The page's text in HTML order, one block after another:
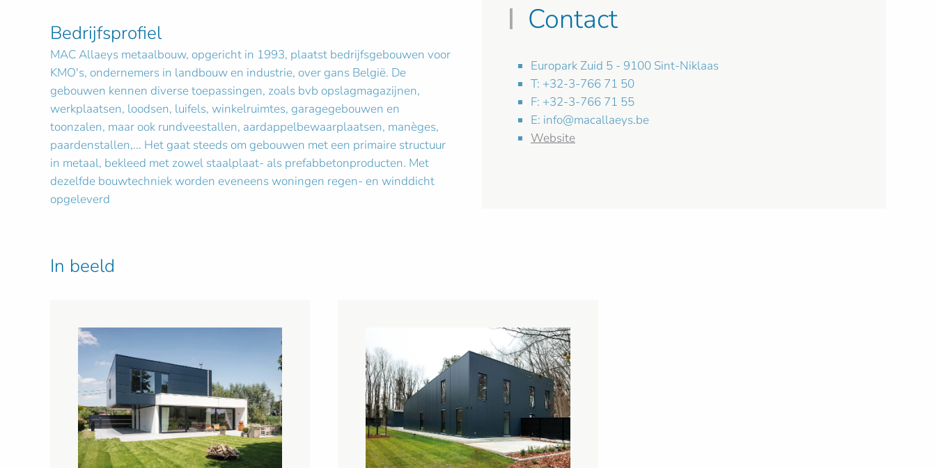
Bedrijfsprofiel
MAC Allaeys metaalbouw, opgericht in 1993, plaatst bedrijfsgebouwen voor
KMO's, ondernemers in landbouw en industrie, over gans België. De
gebouwen kennen diverse toepassingen, zoals bvb opslagmagazijnen,
werkplaatsen, loodsen, luifels, winkelruimtes, garagegebouwen en
toonzalen, maar ook rundveestallen, aardappelbewaarplaatsen, manèges,
paardenstallen,... Het gaat steeds om gebouwen met een primaire structuur
in metaal, bekleed met zowel staalplaat- als prefabbetonproducten. Met
dezelfde bouwtechniek worden eveneens woningen regen- en winddicht
opgeleverd
Contact
Europark Zuid 5 - 9100 Sint-Niklaas
T: +32-3-766 71 50
F: +32-3-766 71 55
E: info@macallaeys.be
Website
In beeld